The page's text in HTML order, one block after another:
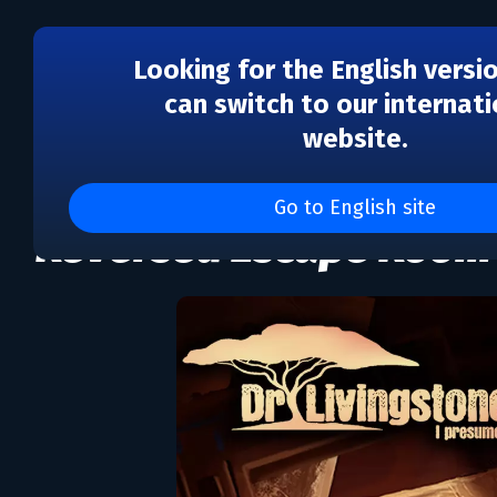
Looking for the English
can switch to our
website.
Go to English site
Dr Livingstone, I
Reversed Escape Room